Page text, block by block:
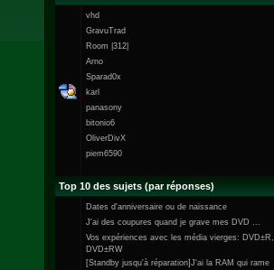
vhd
GravuTrad
Room |312|
Arno
Sparad0x
karl
panasony
bitonio6
OliverDivX
piem6590
Top 10 des sujets (par réponses)
Dates d'anniversaire ou de naissance
J'ai des coupures quand je grave mes DVD ...
Vos expériences avec les média vierges: DVD±R,
DVD±RW
[Standby jusqu'à réparation]J'ai la RAM qui rame